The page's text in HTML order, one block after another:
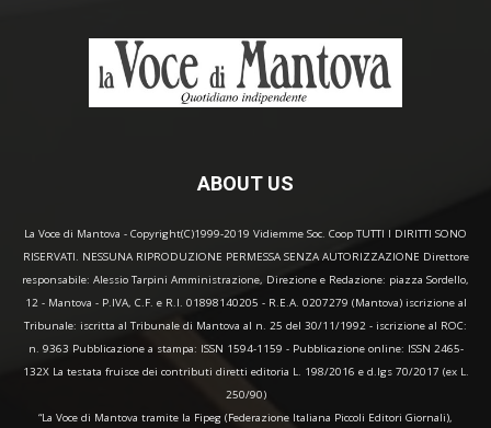
ABOUT US
La Voce di Mantova - Copyright(C)1999-2019 Vidiemme Soc. Coop TUTTI I DIRITTI SONO
RISERVATI. NESSUNA RIPRODUZIONE PERMESSA SENZA AUTORIZZAZIONE Direttore
responsabile: Alessio Tarpini Amministrazione, Direzione e Redazione: piazza Sordello,
12 - Mantova - P.IVA, C.F. e R.I. 01898140205 - R.E.A. 0207279 (Mantova) iscrizione al
Tribunale: iscritta al Tribunale di Mantova al n. 25 del 30/11/1992 - iscrizione al ROC:
n. 9363 Pubblicazione a stampa: ISSN 1594-1159 - Pubblicazione online: ISSN 2465-
132X La testata fruisce dei contributi diretti editoria L. 198/2016 e d.lgs 70/2017 (ex L.
250/90)
“La Voce di Mantova tramite la Fipeg (Federazione Italiana Piccoli Editori Giornali),